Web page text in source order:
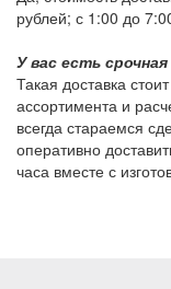
рублей; с 1:00 до
У вас есть
Такая доставка стоит
ассортимента и
всегда стараемся
оперативно
часа вместе с